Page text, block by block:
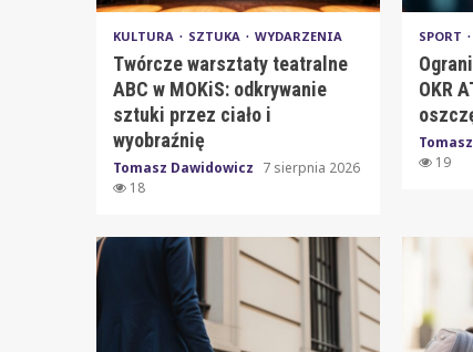
KULTURA SZTUKA WYDARZENIA
Twórcze warsztaty teatralne
ABC w MOKiS: odkrywanie
sztuki przez ciało i
wyobraźnię
Tomasz Dawidowicz 7 sierpnia 2026
18
SPORT
OKR
19